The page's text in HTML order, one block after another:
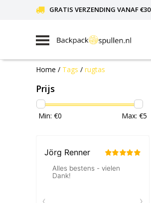
GRATIS VERZENDING VANAF €30
Home / Tags / rugtas
Prijs
Min: €0 Max: €5